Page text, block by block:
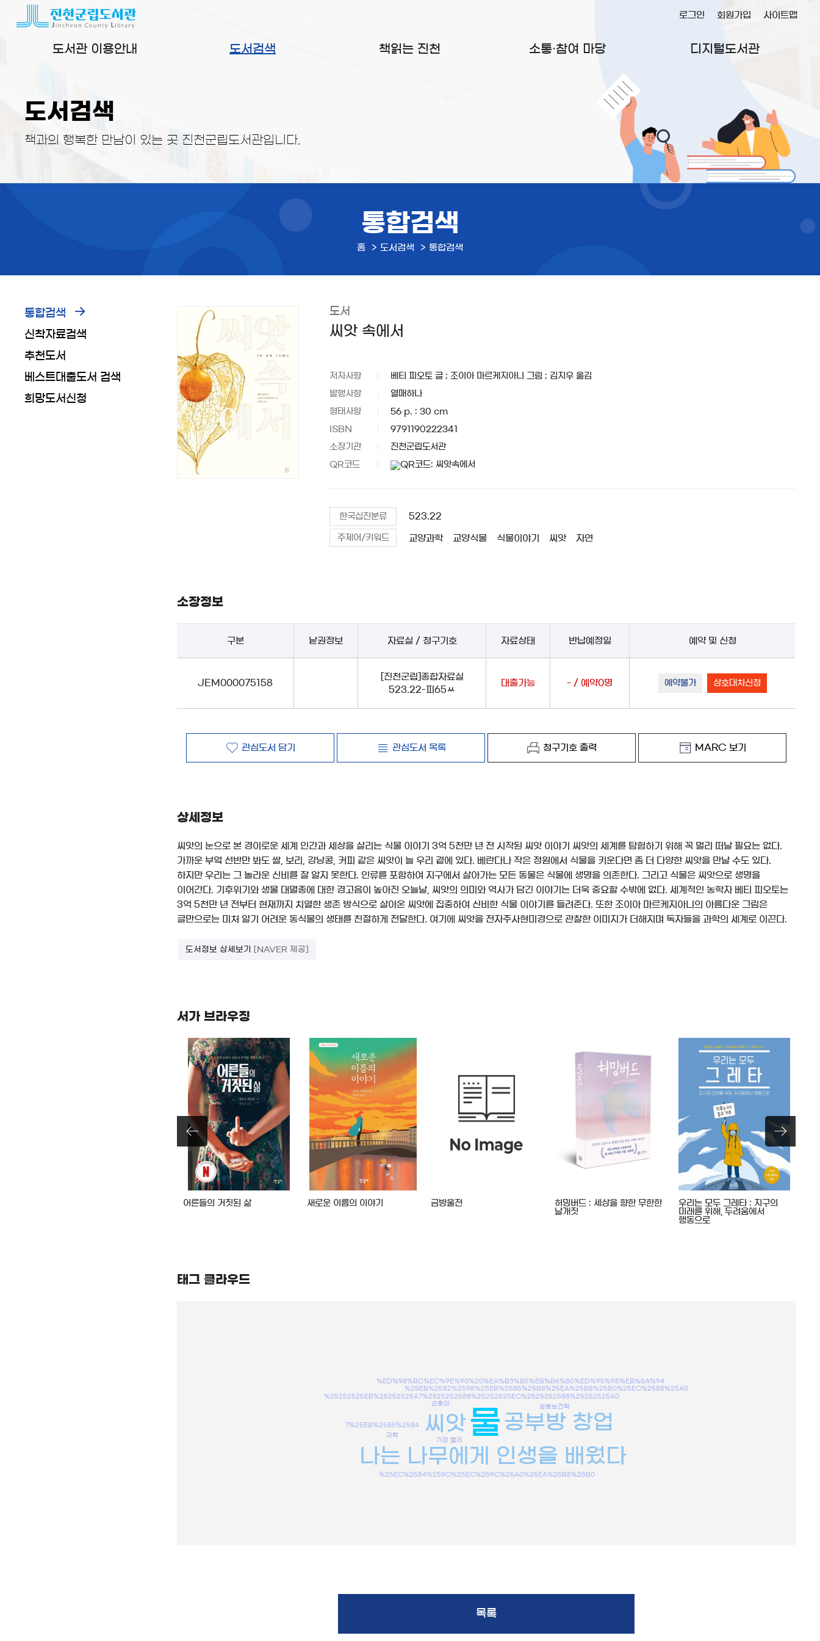
도서관 이용안내 도서검색 책읽는 진천 소통·참여 마당 디지털도서관
로그인 회원가입 사이트맵
도서검색
책과의 행복한 만남이 있는 곳 진천군립도서관입니다.
통합검색
홈 도서검색 통합검색
통합검색
신착자료검색
추천도서
베스트대출도서 검색
희망도서신청
도서
씨앗 속에서
저자사항 베티 피오토 글 ; 조이아 마르케지아니 그림 ; 김지우 옮김
발행사항 열매하나
형태사항 56 p. : 30 cm
ISBN 9791190222341
소장기관 진천군립도서관
QR코드
한국십진분류 523.22
주제어/키워드 교양과학 교양식물 식물이야기 씨앗 자연
소장정보
구분 낱권정보 자료실 / 청구기호 자료상태 반납예정일 예약 및 신청
JEM000075158
[진천군립]종합자료실
523.22-피65ㅆ
대출가능 - / 예약0명 예약불가 상호대차신청
관심도서 담기 관심도서 목록 청구기호 출력 MARC 보기
상세정보
씨앗의 눈으로 본 경이로운 세계 인간과 세상을 살리는 식물 이야기 3억 5천만 년 전 시작된 씨앗 이야기 씨앗의 세계를 탐험하기 위해 꼭 멀리 떠날 필요는 없다.
가까운 부엌 선반만 봐도 쌀, 보리, 강낭콩, 커피 같은 씨앗이 늘 우리 곁에 있다. 베란다나 작은 정원에서 식물을 키운다면 좀 더 다양한 씨앗을 만날 수도 있다.
하지만 우리는 그 놀라운 신비를 잘 알지 못한다. 인류를 포함하여 지구에서 살아가는 모든 동물은 식물에 생명을 의존한다. 그리고 식물은 씨앗으로 생명을
이어간다. 기후위기와 생물 대멸종에 대한 경고음이 높아진 오늘날, 씨앗의 의미와 역사가 담긴 이야기는 더욱 중요할 수밖에 없다. 세계적인 농학자 베티 피오토는
3억 5천만 년 전부터 현재까지 치열한 생존 방식으로 살아온 씨앗에 집중하여 신비한 식물 이야기를 들려준다. 또한 조이아 마르케지아니의 아름다운 그림은
글만으로는 미처 알기 어려운 동식물의 생태를 친절하게 전달한다. 여기에 씨앗을 전자주사현미경으로 관찰한 이미지가 더해지며 독자들을 과학의 세계로 이끈다.
도서정보 상세보기 [NAVER 제공]
서가 브라우징
어른들의 거짓된 삶 새로운 이름의 이야기 금방울전
허밍버드 : 세상을 향한 무한한
날개짓
우리는 모두 그레타 : 지구의
미래를 위해, 두려움에서
행동으로
태그 클라우드
물 공부방 창업
나는 나무에게 인생을 배웠다
씨앗
%25252525EB%25252525A7%2525252588%25252525EC%2525252588%25252525A0
%25EB%2582%2598%25EB%2585%25B8%25EA%25B8%25B0%25EC%2588%25A0
%25EC%2584%259C%25EC%259C%25A0%25EA%25B8%25B0
%ED%98%BC%EC%9E%90%20%EA%B3%B5%EB%B6%80%ED%95%98%EB%8A%94
7%25EB%2585%2584
가장 빨리
곤충이
공중보건학
과학
목록